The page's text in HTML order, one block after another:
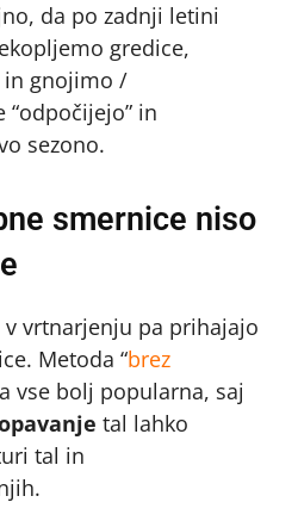
da po zadnji letini
gredice,
in gnojimo /
in
sezono.
smernice niso
vrtnarjenju pa prihajajo
Metoda “brez
vse bolj popularna, saj
tal lahko
tal in